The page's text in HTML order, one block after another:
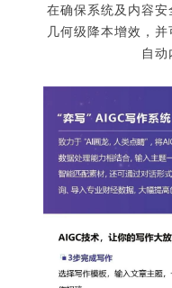
在确保系统及内容
几何级降本增效，
自动